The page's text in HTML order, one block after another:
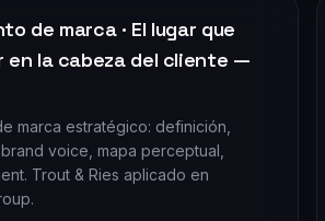
de marca · El lugar que
en la cabeza del cliente —
marca estratégico: definición,
voice, mapa perceptual,
Trout & Ries aplicado en